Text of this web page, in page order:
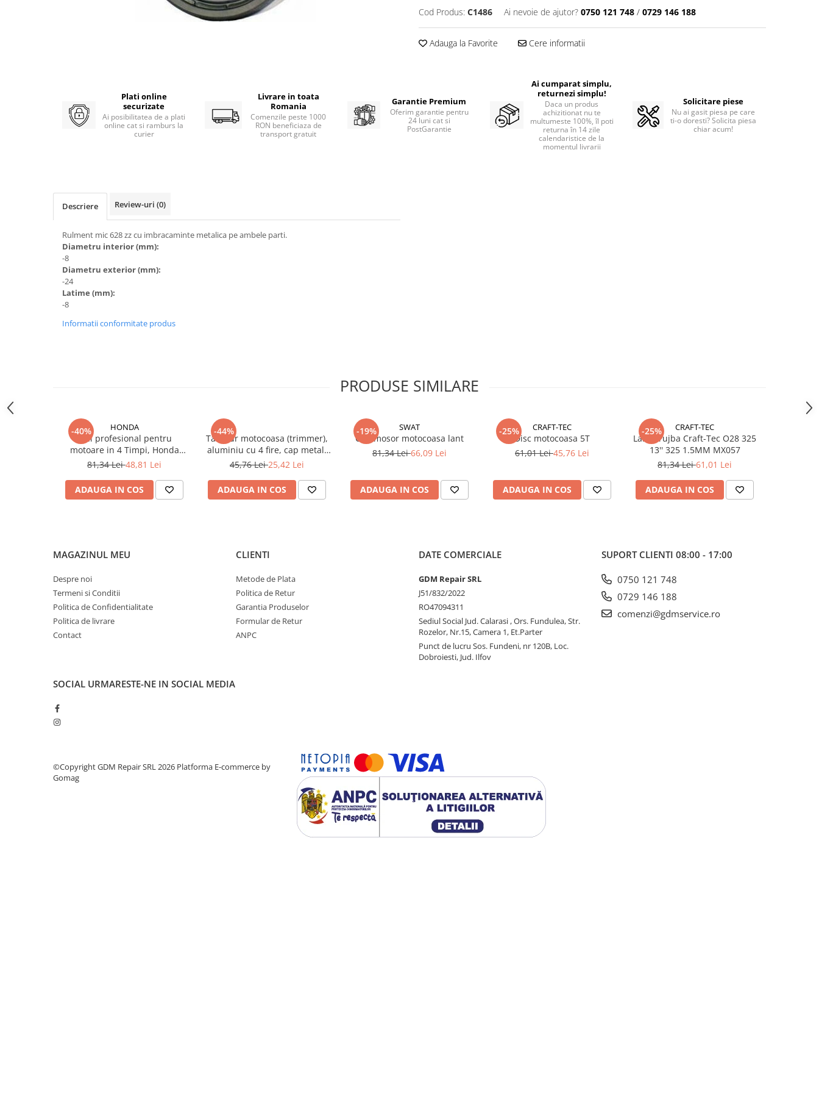
Pompe de suprafata
Pompe submersibile
Agro & Zootehnie
Compresoare
Despicatoare lemne
Foarfeci electrice & manuale
Masini tuns animale
Mori & Batoze
Troliu
Zdrobitori si Teascuri fructe
Piese de schimb
Piese aparat umplut carnati
Piese compresor
Piese masini de tuns gazon
Piese motocoase 4T
Piese motocositoare
Piese motocultoare
Consumabile
Cod Produs: C1486 Ai nevoie de ajutor? 0750 121 748 / 0729 146 188
Adauga la Favorite Cere informatii
Plati online
securizate
Ai posibilitatea de a plati
online cat si ramburs la
curier
Livrare in toata
Romania
Comenzile peste 1000
RON beneficiaza de
transport gratuit
Garantie Premium
Oferim garantie pentru
24 luni cat si
PostGarantie
Ai cumparat simplu,
returnezi simplu!
Daca un produs
achizitionat nu te
multumeste 100%, îl poti
returna în 14 zile
calendaristice de la
momentul livrarii
Solicitare piese
Nu ai gasit piesa pe care
ti-o doresti? Solicita piesa
chiar acum!
Descriere Review-uri (0)
Rulment mic 628 zz cu imbracaminte metalica pe ambele parti.
Diametru interior (mm):
-8
Diametru exterior (mm):
-24
Latime (mm):
-8
Informatii conformitate produs
PRODUSE SIMILARE
-40% HONDA
Ulei profesional pentru
motoare in 4 Timpi, Honda
10W-30, 0.6L
81,34 Lei48,81 Lei
ADAUGA IN COS
-44%
Tambur motocoasa (trimmer),
aluminiu cu 4 fire, cap metal,
cheie imbus
45,76 Lei25,42 Lei
ADAUGA IN COS
-19% SWAT
Cap mosor motocoasa lant
81,34 Lei66,09 Lei
ADAUGA IN COS
-25% CRAFT-TEC
Disc motocoasa 5T
61,01 Lei45,76 Lei
ADAUGA IN COS
-25% CRAFT-TEC
Lant drujba Craft-Tec O28 325
13'' 325 1.5MM MX057
81,34 Lei61,01 Lei
ADAUGA IN COS
MAGAZINUL MEU
Despre noi
Termeni si Conditii
Politica de Confidentialitate
Politica de livrare
Contact
CLIENTI
Metode de Plata
Politica de Retur
Garantia Produselor
Formular de Retur
ANPC
DATE COMERCIALE
GDM Repair SRL
J51/832/2022
RO47094311
Sediul Social Jud. Calarasi , Ors. Fundulea, Str.
Rozelor, Nr.15, Camera 1, Et.Parter
Punct de lucru Sos. Fundeni, nr 120B, Loc.
Dobroiesti, Jud. Ilfov
SUPORT CLIENTI 08:00 - 17:00
0750 121 748
0729 146 188
comenzi@gdmservice.ro
SOCIAL URMARESTE-NE IN SOCIAL MEDIA
©Copyright GDM Repair SRL 2026 Platforma E-commerce by
Gomag